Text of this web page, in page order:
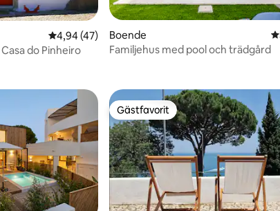
4,94 av 5 i genomsnittligt betyg, 47 omdömen
4,94 (47)
do Pinheiro
Boende 5
Familjehus med pool och trädgård
Gästfavorit
Gästfavorit